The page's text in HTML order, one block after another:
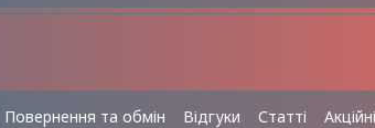
Повернення та обмін Відгуки Статті